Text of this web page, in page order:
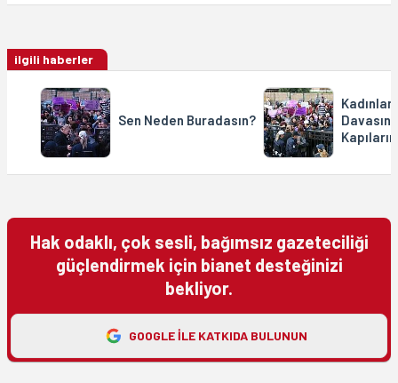
ilgili haberler
Sen Neden Buradasın?
Hak odaklı, çok sesli, bağımsız gazeteciliği
güçlendirmek için bianet desteğinizi
bekliyor.
GOOGLE ILE KATKIDA BULUNUN